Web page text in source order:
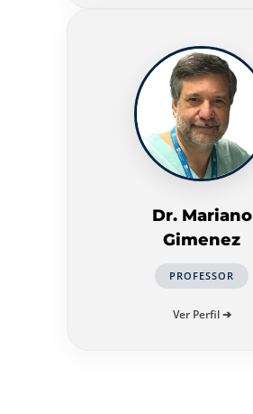
Dr. Mariano
Gimenez
PROFESSOR
Ver Perfil ➔